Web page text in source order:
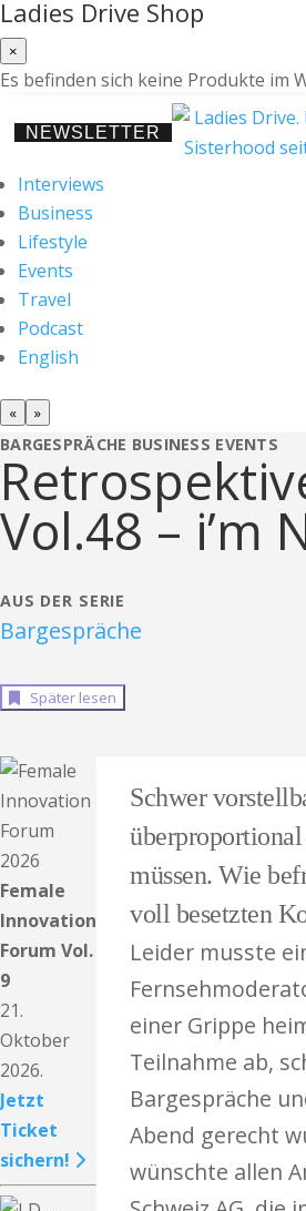
Ladies Drive Shop
×
Es befinden sich keine Produkte im
NEWSLETTER
Interviews
Business
Lifestyle
Events
Travel
Podcast
English
« »
BARGESPRÄCHE BUSINESS EVENTS
Vol.48 – i’m
AUS DER SERIE
Bargespräche
Später lesen
Female
Innovation
Forum Vol.
9
21.
Oktober
2026.
Jetzt
Ticket
sichern!
Schwer
überproportional
müssen. Wie
voll besetzten
Leider musste
einer Grippe
Teilnahme ab,
Bargespräche
Abend gerecht
wünschte allen